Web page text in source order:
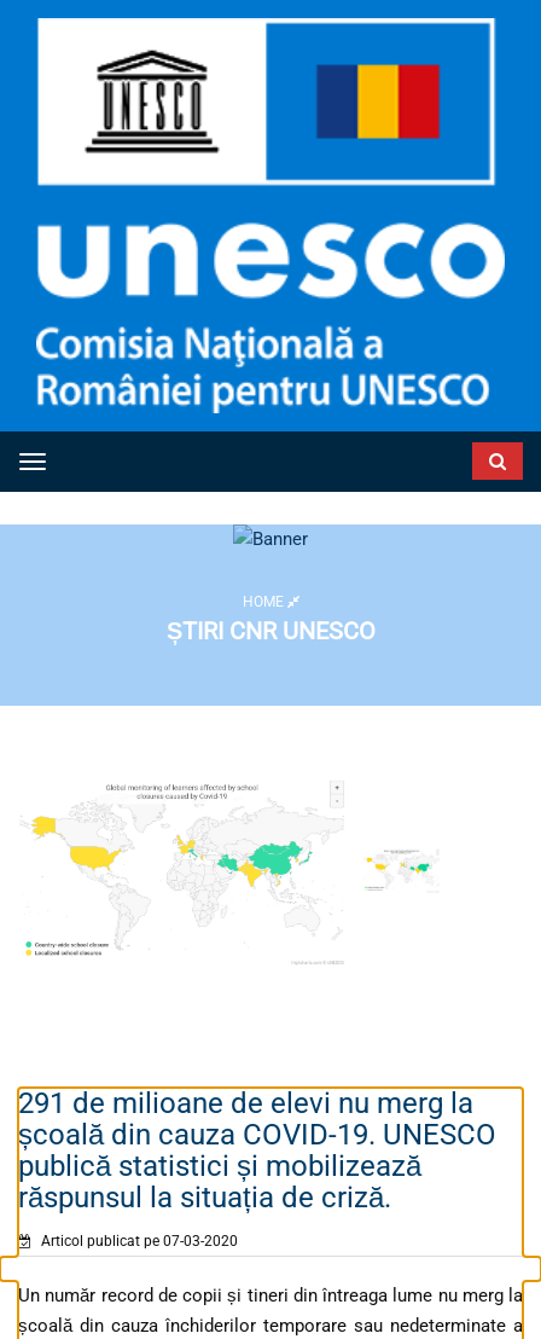
Toggle navigation
HOME
ȘTIRI CNR UNESCO
291 de milioane de elevi nu merg la
școală din cauza COVID-19. UNESCO
publică statistici și mobilizează
răspunsul la situația de criză.
Articol publicat pe 07-03-2020
Un număr record de copii și tineri din întreaga lume nu merg la
școală din cauza închiderilor temporare sau nedeterminate a